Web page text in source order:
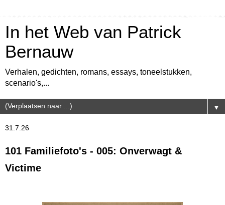
In het Web van Patrick
Bernauw
Verhalen, gedichten, romans, essays, toneelstukken,
scenario's,...
▼
31.7.26
101 Familiefoto's - 005: Onverwagt &
Victime